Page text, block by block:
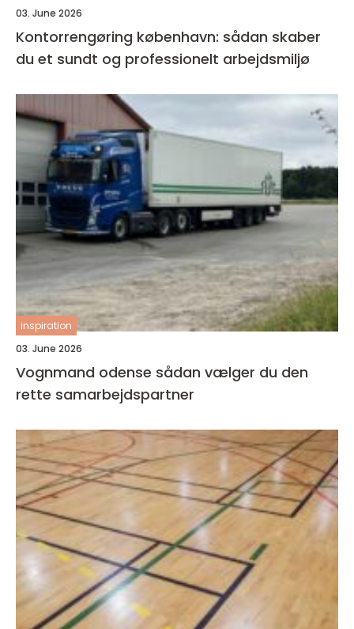
03. June 2026
Kontorrengøring københavn: sådan skaber
du et sundt og professionelt arbejdsmiljø
inspiration
03. June 2026
Vognmand odense sådan vælger du den
rette samarbejdspartner